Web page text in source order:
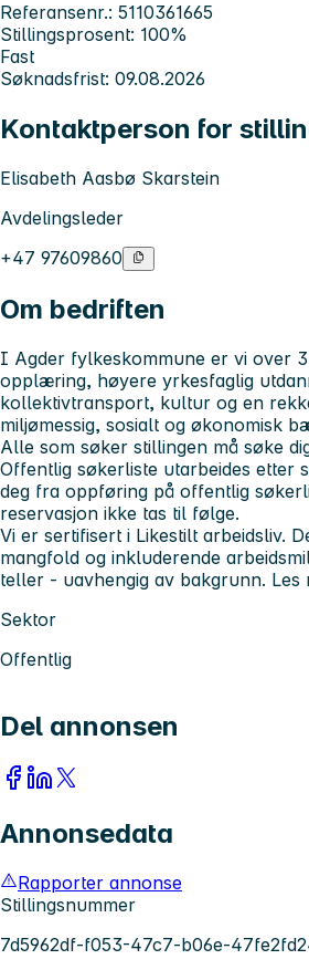
Referansenr.: 5110361665
Stillingsprosent: 100%
Fast
Søknadsfrist: 09.08.2026
Kontaktperson for
Elisabeth Aasbø Skarstein
Avdelingsleder
+47 97609860
Om bedriften
I Agder fylkeskommune er vi over
opplæring, høyere yrkesfaglig
kollektivtransport, kultur og en
miljømessig, sosialt og økonomisk
Alle som søker stillingen må søke
Offentlig søkerliste utarbeides etter
deg fra oppføring på offentlig
reservasjon ikke tas til følge.
Vi er sertifisert i Likestilt arbeidsliv.
mangfold og inkluderende
teller - uavhengig av bakgrunn. Les
Sektor
Offentlig
Del annonsen
Annonsedata
Rapporter annonse
Stillingsnummer
7d5962df-f053-47c7-b06e-